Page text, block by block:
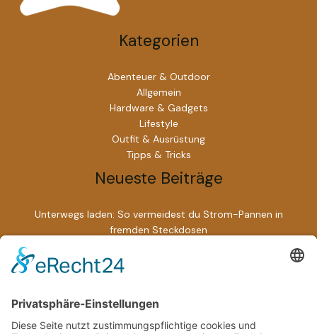
Kategorien
Abenteuer & Outdoor
Allgemein
Hardware & Gadgets
Lifestyle
Outfit & Ausrüstung
Tipps & Tricks
Neueste Beiträge
Unterwegs laden: So vermeidest du Strom-Pannen in
fremden Steckdosen
Wenn HR auf Fernarbeit trifft: So verändern digitale Prozesse
unser Berufsleben radikal
Sehenswürdigkeiten